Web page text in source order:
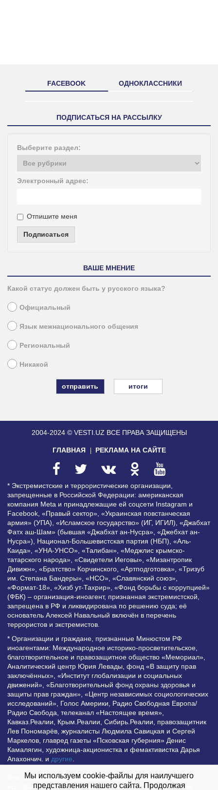
FACEBOOK ОДНОКЛАССНИКИ
ПОДПИСАТЬСЯ НА РАССЫЛКУ
Выберите раздел:
Электронный адрес:
Отпишите меня
Подписаться
ВАШЕ МНЕНИЕ
Какой статус должен быть у русского языка?
Официальный
Язык межнационального общения
Региональный
Никакой
итоги
2004-2024 © VESTI.UZ ВСЕ ПРАВА ЗАЩИЩЕНЫ
ГЛАВНАЯ РЕКЛАМА НА САЙТЕ
* Экстремистские и террористические организации,
запрещенные в Российской Федерации: американская
компания Meta и принадлежащие ей соцсети Instagram и
Facebook, «Правый сектор», «Украинская повстанческая
армия» (УПА), «Исламское государство» (ИГ, ИГИЛ), «Джабхат
Фатх аш-Шам» (бывшая «Джабхат ан-Нусра», «Джебхат ан-
Нусра»), Национал-Большевистская партия (НБП), «Аль-
Каида», «УНА-УНСО», «Талибан», «Меджлис крымско-
татарского народа», «Свидетели Иеговы», «Мизантропик
Дивижн», «Братство» Корчинского, «Артподготовка», «Тризуб
им. Степана Бандеры», «НСО», «Славянский союз»,
«Формат-18», «Хизб ут-Тахрир», «Фонд борьбы с коррупцией»
(ФБК) – организация-иноагент, признанная экстремистской,
запрещена в РФ и ликвидирована по решению суда; её
основатель Алексей Навальный включён в перечень
террористов и экстремистов.
* Организации и граждане, признанные Минюстом РФ
иноагентами: Международное историко-просветительское,
благотворительное и правозащитное общество «Мемориал»,
Аналитический центр Юрия Левады, фонд «В защиту прав
заключённых», «Институт глобализации и социальных
движений», «Благотворительный фонд охраны здоровья и
защиты прав граждан», «Центр независимых социологических
исследований», Голос Америки, Радио Свободная Европа/
Радио Свобода, телеканал «Настоящее время»,
Кавказ.Реалии, Крым.Реалии, Сибирь.Реалии, правозащитник
Лев Пономарёв, журналисты Людмила Савицкая и Сергей
Маркелов, главред газеты «Псковская губерния» Денис
Камалягин, художница-акционистка и фемактивистка Дарья
Апахончич. и другие
Все права защищены и охраняются законом. Любое
использование материалов сайта допустимо при условии
Мы используем cookie-файлы для наилучшего
представления нашего сайта. Продолжая